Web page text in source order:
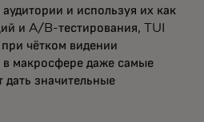
аудитории и используя их как
и A/B-тестирования, TUI
чётком видении
в макросфере даже самые
дать значительные